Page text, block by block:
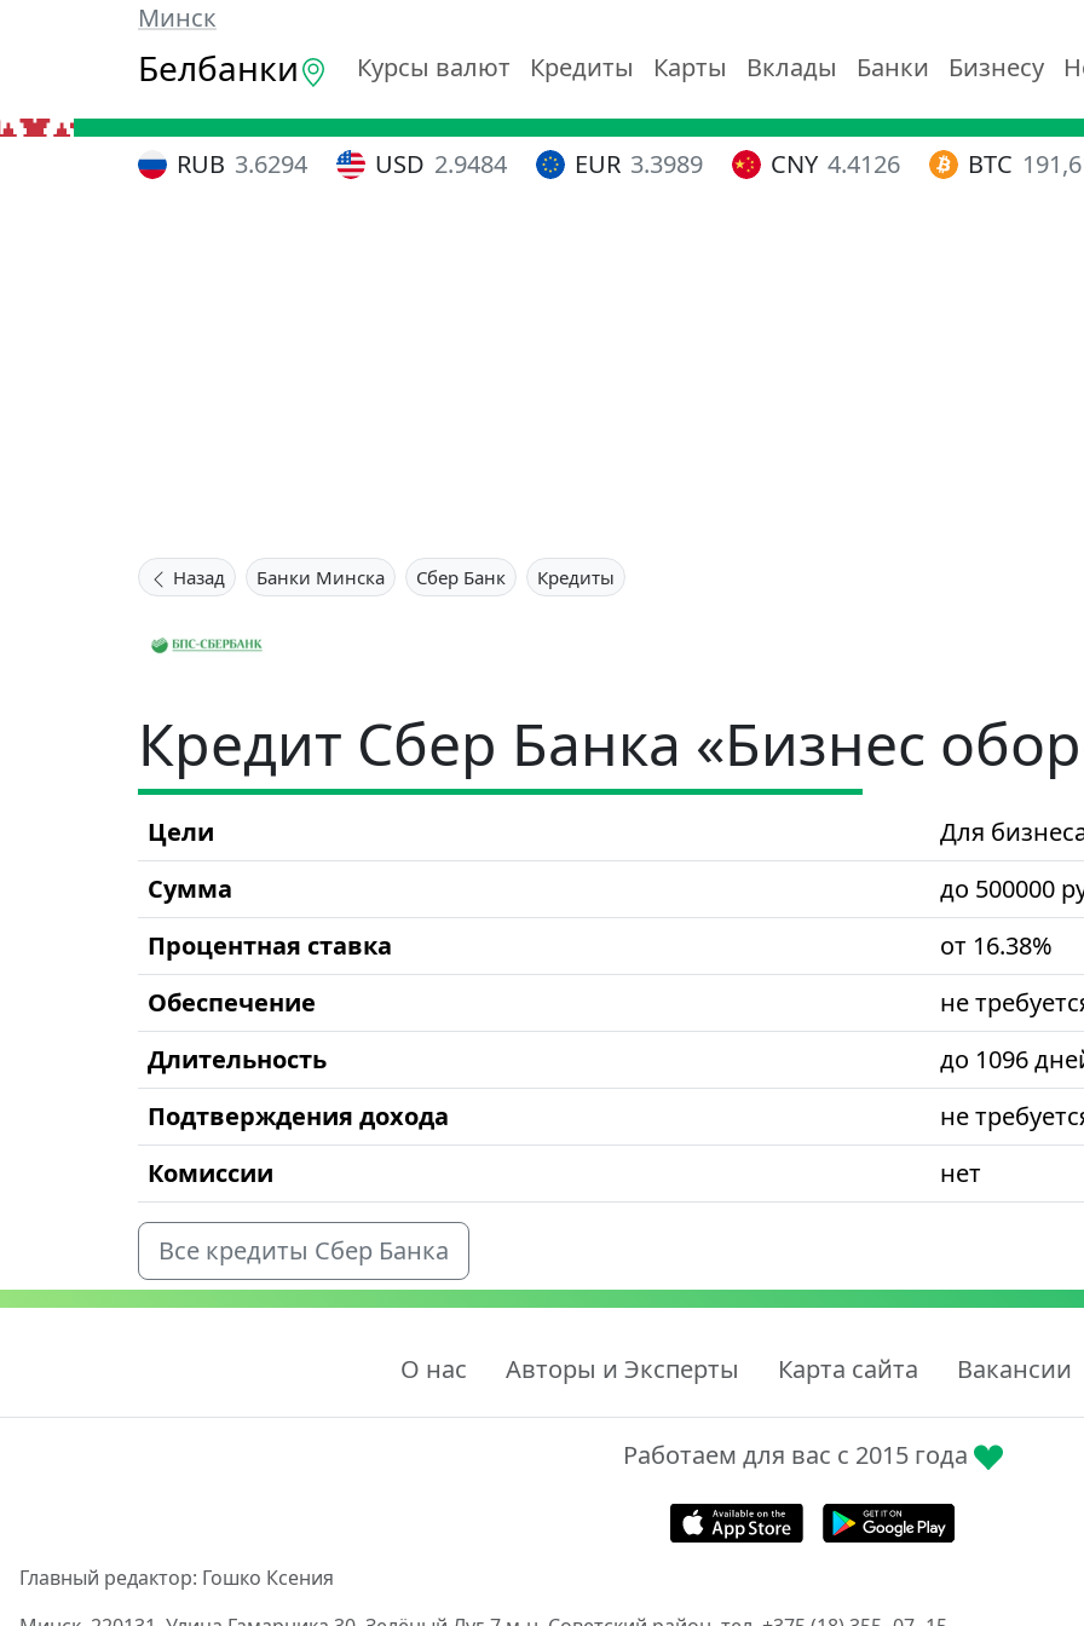
Минск
Белбанки Курсы валют Кредиты Карты Вклады Банки Бизнесу
RUB 3.6294 USD 2.9484 EUR 3.3989 CNY 4.4126 BTC
Назад Банки Минска Сбер Банк Кредиты
Кредит Сбер Банка «Бизнес
Цели
Для
Сумма
до 500000
Процентная ставка
от 16.38%
Обеспечение
не
Длительность
до 1096
Подтверждения дохода
не
Комиссии
нет
Все кредиты Сбер Банка
О нас Авторы и Эксперты Карта сайта Вакансии
Работаем для вас с 2015 года
Главный редактор: Гошко Ксения